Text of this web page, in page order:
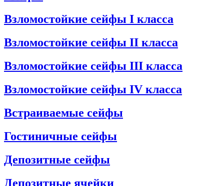
Взломостойкие сейфы I класса
Взломостойкие сейфы II класса
Взломостойкие сейфы III класса
Взломостойкие сейфы IV класса
Встраиваемые сейфы
Гостиничные сейфы
Депозитные сейфы
Депозитные ячейки